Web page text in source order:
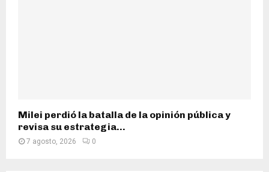
Milei perdió la batalla de la opinión pública y
revisa su estrategia...
7 agosto, 2026 0